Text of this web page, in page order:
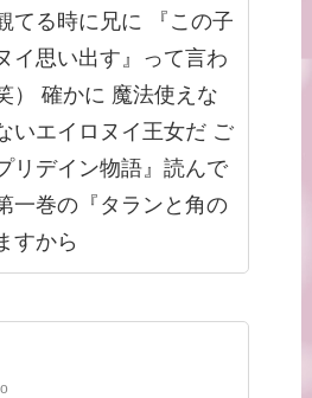
てる時に兄に 『この子
イ思い出す』って言わ
） 確かに 魔法使えな
いエイロヌイ王女だ ご
リデイン物語』読んで
一巻の『タランと角の
すから